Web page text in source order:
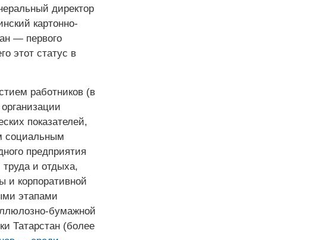
директор
картонно-
— первого
этот статус в
работников (в
показателей,
социальным
предприятия
и отдыха,
и корпоративной
этапами
бумажной
Татарстан (более